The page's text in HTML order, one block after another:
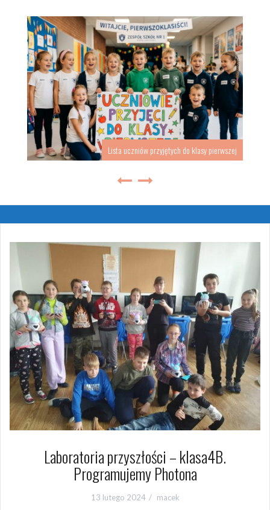
Lista uczniów przyjętych do klasy pierwszej
Laboratoria przyszłości – klasa4B.
Programujemy Photona
13 lutego 2024 macek